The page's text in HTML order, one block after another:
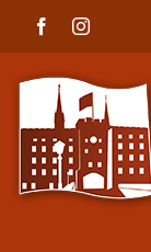
FacebookInstagram